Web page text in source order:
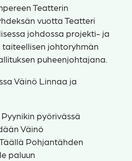
Teatterin
vuotta Teatteri
johdossa projekti- ja
johtoryhmän
puheenjohtajana.
Väinö Linnaa ja
pyörivässä
Väinö
Pohjantähden
paluun